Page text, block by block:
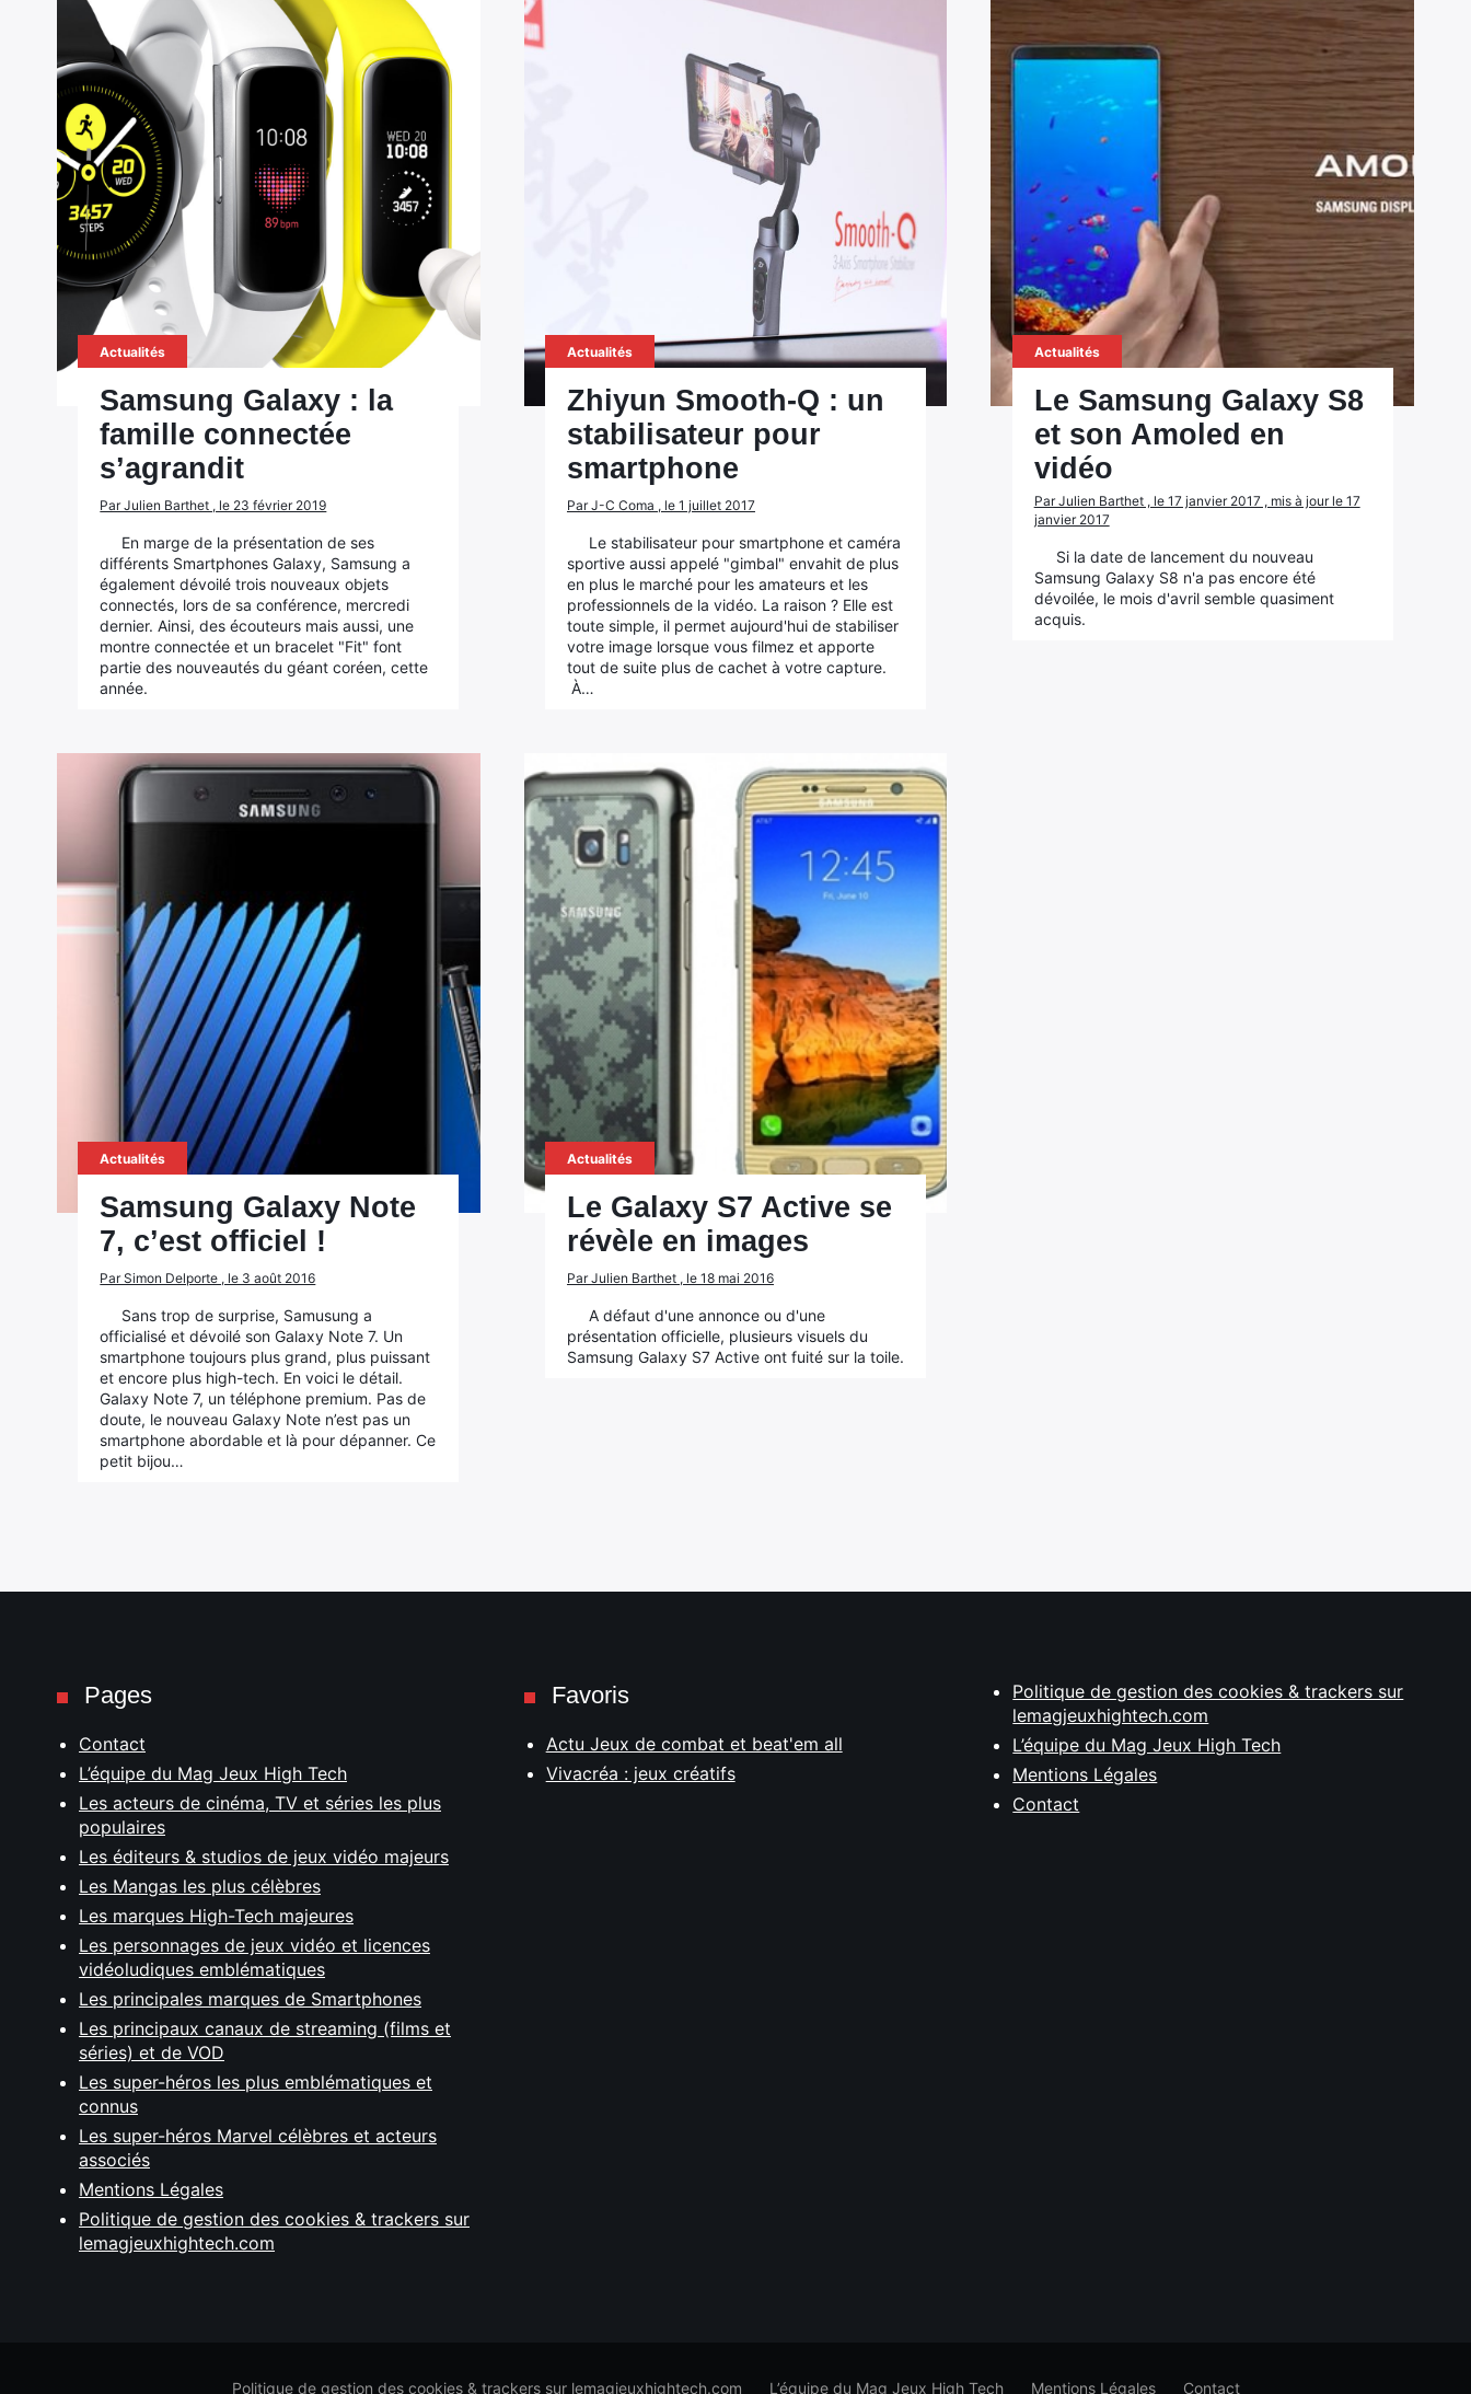
Actualités
Samsung Galaxy : la
famille connectée
s’agrandit
Par Julien Barthet , le 23 février 2019
En marge de la présentation de ses
différents Smartphones Galaxy, Samsung a
également dévoilé trois nouveaux objets
connectés, lors de sa conférence, mercredi
dernier. Ainsi, des écouteurs mais aussi, une
montre connectée et un bracelet "Fit" font
partie des nouveautés du géant coréen, cette
année.
Actualités
Zhiyun Smooth-Q : un
stabilisateur pour
smartphone
Par J-C Coma , le 1 juillet 2017
Le stabilisateur pour smartphone et caméra
sportive aussi appelé "gimbal" envahit de plus
en plus le marché pour les amateurs et les
professionnels de la vidéo. La raison ? Elle est
toute simple, il permet aujourd'hui de stabiliser
votre image lorsque vous filmez et apporte
tout de suite plus de cachet à votre capture.
À…
Actualités
Le Samsung Galaxy S8
et son Amoled en
vidéo
Par Julien Barthet , le 17 janvier 2017 , mis à jour le 17
janvier 2017
Si la date de lancement du nouveau
Samsung Galaxy S8 n'a pas encore été
dévoilée, le mois d'avril semble quasiment
acquis.
Actualités
Samsung Galaxy Note
7, c’est officiel !
Par Simon Delporte , le 3 août 2016
Sans trop de surprise, Samusung a
officialisé et dévoilé son Galaxy Note 7. Un
smartphone toujours plus grand, plus puissant
et encore plus high-tech. En voici le détail.
Galaxy Note 7, un téléphone premium. Pas de
doute, le nouveau Galaxy Note n’est pas un
smartphone abordable et là pour dépanner. Ce
petit bijou…
Actualités
Le Galaxy S7 Active se
révèle en images
Par Julien Barthet , le 18 mai 2016
A défaut d'une annonce ou d'une
présentation officielle, plusieurs visuels du
Samsung Galaxy S7 Active ont fuité sur la toile.
Pages
Contact
L’équipe du Mag Jeux High Tech
Les acteurs de cinéma, TV et séries les plus
populaires
Les éditeurs & studios de jeux vidéo majeurs
Les Mangas les plus célèbres
Les marques High-Tech majeures
Les personnages de jeux vidéo et licences
vidéoludiques emblématiques
Les principales marques de Smartphones
Les principaux canaux de streaming (films et
séries) et de VOD
Les super-héros les plus emblématiques et
connus
Les super-héros Marvel célèbres et acteurs
associés
Mentions Légales
Politique de gestion des cookies & trackers sur
lemagjeuxhightech.com
Favoris
Actu Jeux de combat et beat'em all
Vivacréa : jeux créatifs
Politique de gestion des cookies & trackers sur
lemagjeuxhightech.com
L’équipe du Mag Jeux High Tech
Mentions Légales
Contact
Politique de gestion des cookies & trackers sur lemagjeuxhightech.com L’équipe du Mag Jeux High Tech Mentions Légales Contact